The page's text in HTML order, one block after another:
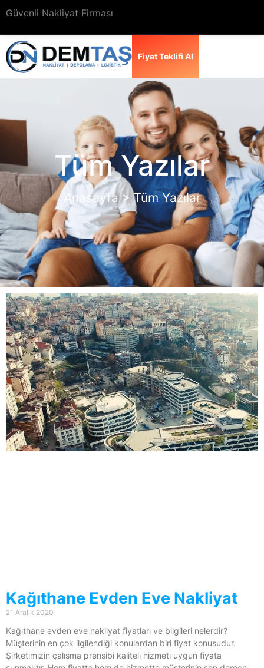
Güvenli Nakliyat Firması
Fiyat Teklifi Al
Tüm Yazılar
Anasayfa > Tüm Yazılar
Kağıthane Evden Eve Nakliyat
21 Aralık 2020
Kağıthane evden eve nakliyat fiyatları ve bilgileri nelerdir?
Müşterinin en çok ilgilendiği konulardan biri fiyat konusudur.
Şirketimizin çalışma prensibi kaliteli hizmeti uygun fiyata